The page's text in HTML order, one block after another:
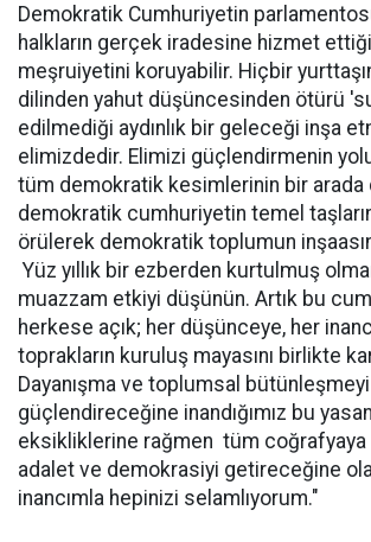
Demokratik Cumhuriyetin
halkların gerçek iradesine hizmet
meşruiyetini koruyabilir. Hiçbir
dilinden yahut düşüncesinden ötürü
edilmediği aydınlık bir geleceği inşa
elimizdedir. Elimizi güçlendirmenin
tüm demokratik kesimlerinin bir arada
demokratik cumhuriyetin temel
örülerek demokratik toplumun
Yüz yıllık bir ezberden kurtulmuş
muazzam etkiyi düşünün. Artık bu
herkese açık; her düşünceye, her
toprakların kuruluş mayasını birlikte
Dayanışma ve toplumsal bütünleşmeyi
güçlendireceğine inandığımız bu
eksikliklerine rağmen tüm coğrafyaya
adalet ve demokrasiyi getireceğine
inancımla hepinizi selamlıyorum."